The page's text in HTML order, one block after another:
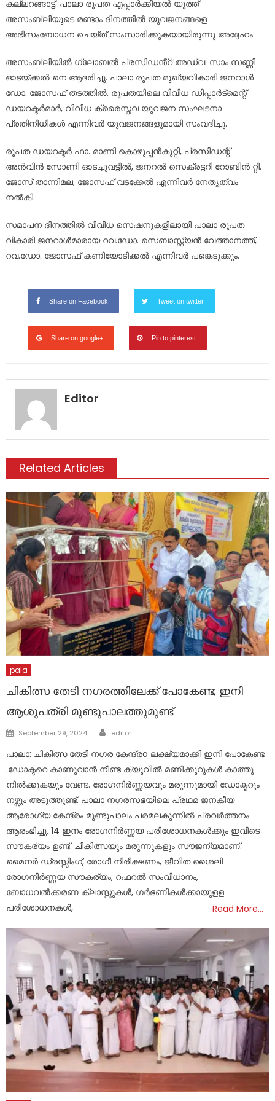
കല്ലറങ്ങാട്ട്. പാലാ രൂപത എപ്പാർക്കിയൽ യൂത്ത്
അസംബ്ലിയുടെ രണ്ടാം ദിനത്തിൽ യുവജനങ്ങളെ
അഭിസംബോധന ചെയ്ത് സംസാരിക്കുകയായിരുന്നു അദ്ദേഹം.
അസംബ്ലിയിൽ ഗ്ലോബൽ പ്രസിഡൻ്റ് അഡ്വ. സാം സണ്ണി
ഓടയ്ക്കൽ നെ ആദരിച്ചു. പാലാ രൂപത മുഖ്യവികാരി ജനറാൾ
ഡോ. ജോസഫ് തടത്തിൽ, രൂപതയിലെ വിവിധ ഡിപ്പാർട്മെന്റ്
ഡയറക്ടർമാർ, വിവിധ ക്രൈസ്തവ യുവജന സംഘടനാ
പ്രതിനിധികൾ എന്നിവർ യുവജനങ്ങളുമായി സംവദിച്ചു.
രൂപത ഡയറക്ടർ ഫാ. മാണി കൊഴുപ്പൻകുറ്റി, പ്രസിഡന്റ്‌
അൻവിൻ സോണി ഓടച്ചുവട്ടിൽ, ജനറൽ സെക്രട്ടറി റോബിൻ റ്റി.
ജോസ് താന്നിമല, ജോസഫ് വടക്കേൽ എന്നിവർ നേതൃത്വം
നൽകി.
സമാപന ദിനത്തിൽ വിവിധ സെഷനുകളിലായി പാലാ രൂപത
വികാരി ജനറാൾമാരായ റവ.ഡോ. സെബാസ്റ്റ്യൻ വേത്താനത്ത്,
റവ.ഡോ. ജോസഫ് കണിയോടിക്കൽ എന്നിവർ പങ്കെടുക്കും.
Share on Facebook Tweet on twitter
Share on google+ Pin to pinterest
Editor
Related Articles
pala
ചികിത്സ തേടി നഗരത്തിലേക്ക് പോകേണ്ട; ഇനി
ആശുപത്രി മുണ്ടുപാലത്തുമുണ്ട്
Posted
September 29, 2024 Author
editor
പാലാ: ചികിത്സ തേടി നഗര കേന്ദ്രo ലക്ഷ്യമാക്കി ഇനി പോകേണ്ട
.ഡോക്ടറെ കാണുവാൻ നീണ്ട ക്യൂവിൽ മണിക്കൂറുകൾ കാത്തു
നിൽക്കുകയും വേണ്ട. രോഗനിർണ്ണയവും മരുന്നുമായി ഡോക്ടറും
നഴ്സും അടുത്തുണ്ട്. പാലാ നഗരസഭയിലെ പ്രഥമ ജനകീയ
ആരോഗ്യ കേന്ദ്രം മുണ്ടുപാലം പരമലകുന്നിൽ പ്രവർത്തനം
ആരംഭിച്ചു. 14 ഇനം രോഗനിർണ്ണയ പരിശോധനകൾക്കും ഇവിടെ
സൗകര്യം ഉണ്ട്. ചികിത്സയും മരുന്നുകളും സൗജന്യമാണ്‌.
മൈനർ ഡ്രസ്സിംഗ്, രോഗീ നിരീക്ഷണം, ജീവിത ശൈലി
രോഗനിർണ്ണയ സൗകര്യം, റഫറൽ സംവിധാനം,
ബോധവൽക്കരണ ക്ലാസ്സുകൾ, ഗർഭണികൾക്കായുളള
പരിശോധനകൾ,
Read More…